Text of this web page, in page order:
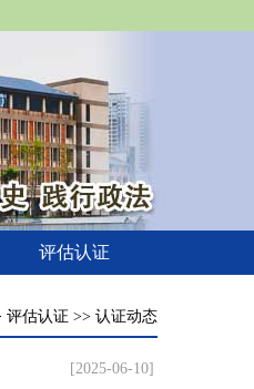
评估认证
评估认证 >> 认证动态
[2025-06-10]